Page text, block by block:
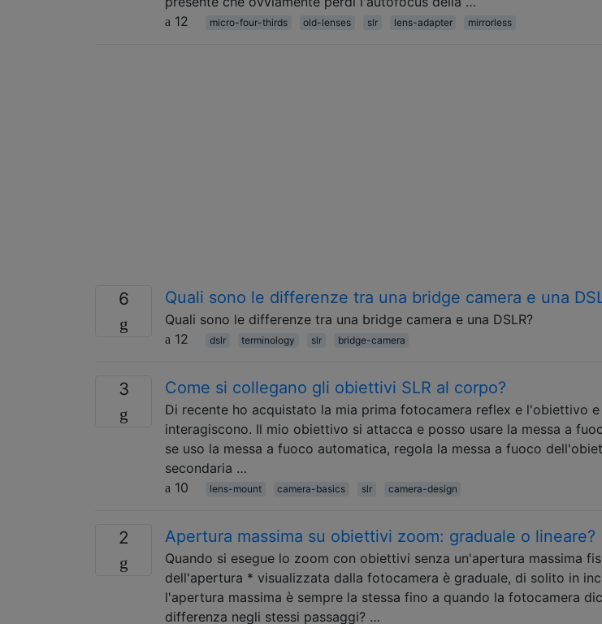
12
micro-four-thirds old-lenses slr lens-adapter mirrorless
6 Quali sono le differenze tra una bridge camera e una
Quali sono le differenze tra una bridge camera e una DSLR?
12
dslr terminology slr bridge-camera
3 Come si collegano gli obiettivi SLR al corpo?
Di recente ho acquistato la mia prima fotocamera reflex e l'obiettivo
interagiscono. Il mio obiettivo si attacca e posso usare la messa a
se uso la messa a fuoco automatica, regola la messa a fuoco
secondaria …
10
lens-mount camera-basics slr camera-design
2 Apertura massima su obiettivi zoom: graduale o lineare?
Quando si esegue lo zoom con obiettivi senza un'apertura massima
dell'apertura * visualizzata dalla fotocamera è graduale, di solito in
l'apertura massima è sempre la stessa fino a quando la fotocamera
differenza negli stessi passaggi? …